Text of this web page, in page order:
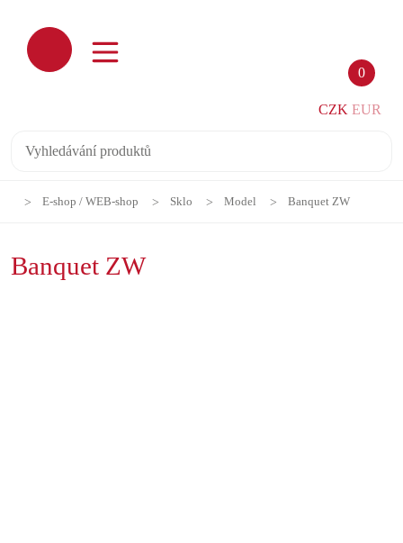
0
CZK EUR
E-shop / WEB-shop Sklo Model Banquet ZW
Banquet ZW